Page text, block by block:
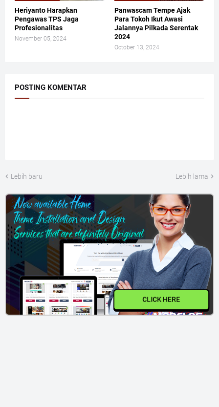
Heriyanto Harapkan
Pengawas TPS Jaga
Profesionalitas
November 05, 2024
Panwascam Tempe Ajak
Para Tokoh Ikut Awasi
Jalannya Pilkada Serentak
2024
October 13, 2024
POSTING KOMENTAR
Lebih baru Lebih lama
CLICK HERE